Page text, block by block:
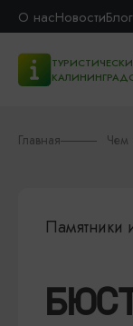
О насНовостиБлог
Главная Чем
Памятники